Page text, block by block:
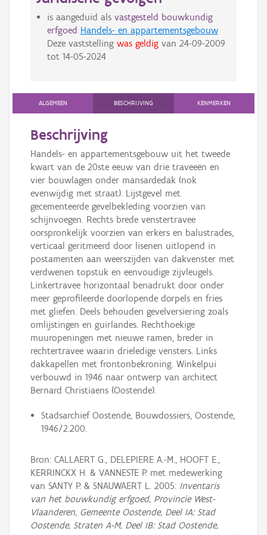
is aangeduid als vastgesteld bouwkundig
erfgoed Handels- en appartementsgebouw
Deze vaststelling was geldigvan 24-09-2009
tot 14-05-2024
ALGEMEEN BESCHRIJVING KENMERKEN
Beschrijving
Handels- en appartementsgebouw uit het tweede
kwart van de 20ste eeuw van drie traveeën en
vier bouwlagen onder mansardedak (nok
evenwijdig met straat). Lijstgevel met
gecementeerde gevelbekleding voorzien van
schijnvoegen. Rechts brede venstertravee
oorspronkelijk voorzien van erkers en balustrades,
verticaal geritmeerd door lisenen uitlopend in
postamenten aan weerszijden van dakvenster met
verdwenen topstuk en eenvoudige zijvleugels.
Linkertravee horizontaal benadrukt door onder
meer geprofileerde doorlopende dorpels en fries
met gliefen. Deels behouden gevelversiering zoals
omlijstingen en guirlandes. Rechthoekige
muuropeningen met nieuwe ramen, breder in
rechtertravee waarin drieledige vensters. Links
dakkapellen met frontonbekroning. Winkelpui
verbouwd in 1946 naar ontwerp van architect
Bernard Christiaens (Oostende).
Stadsarchief Oostende, Bouwdossiers, Oostende,
1946/2.200.
Bron: CALLAERT G., DELEPIERE A.-M., HOOFT E.,
KERRINCKX H. & VANNESTE P. met medewerking
van SANTY P. & SNAUWAERT L. 2005: Inventaris
van het bouwkundig erfgoed, Provincie West-
Vlaanderen, Gemeente Oostende, Deel IA: Stad
Oostende, Straten A-M, Deel IB: Stad Oostende,